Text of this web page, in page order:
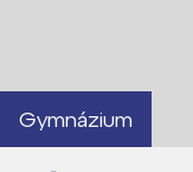
Gymnázium